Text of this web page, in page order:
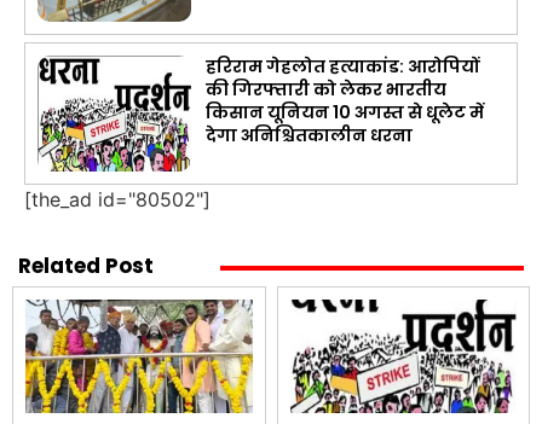
हरिराम गेहलोत हत्याकांड: आरोपियों
की गिरफ्तारी को लेकर भारतीय
किसान यूनियन 10 अगस्त से धूलेट में
देगा अनिश्चितकालीन धरना
[the_ad id="80502"]
Related Post